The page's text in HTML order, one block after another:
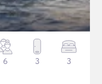
6 3 3